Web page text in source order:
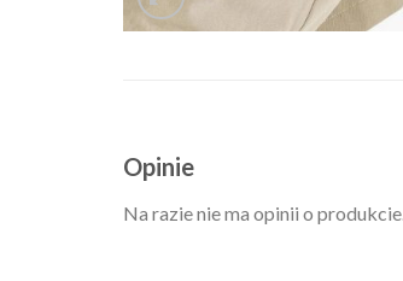
Opinie
Na razie nie ma opinii o produkcie.